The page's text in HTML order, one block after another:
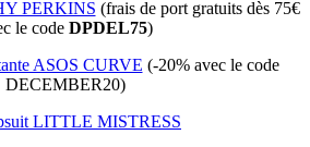
PERKINS (frais de port gratuits dès 75€
le code DPDEL75)
ASOS CURVE (-20% avec le code
DECEMBER20)
LITTLE MISTRESS